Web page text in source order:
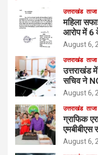
उत्तराखंड
महिला
आरोप में
August 6,
उत्तराखंड
उत्तराखंड
सचिव ने
August 6,
उत्तराखंड
ग्राफिक
एमबीबीएस
August 6,